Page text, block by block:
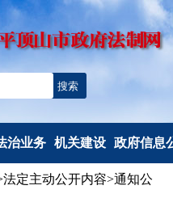
治业务 机关建设 政府信息
法定主动公开内容>通知公